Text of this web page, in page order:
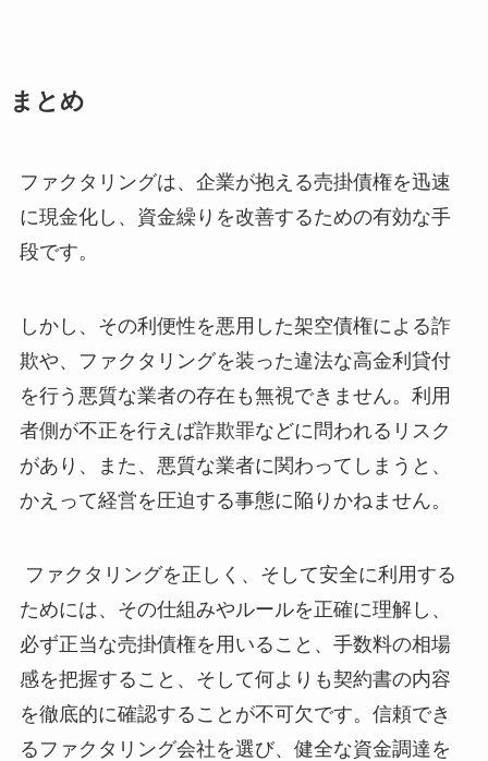
まとめ
ファクタリングは、企業が抱える売掛債権を迅速
に現金化し、資金繰りを改善するための有効な手
段です。
しかし、その利便性を悪用した架空債権による詐
欺や、ファクタリングを装った違法な高金利貸付
を行う悪質な業者の存在も無視できません。利用
者側が不正を行えば詐欺罪などに問われるリスク
があり、また、悪質な業者に関わってしまうと、
かえって経営を圧迫する事態に陥りかねません。
ファクタリングを正しく、そして安全に利用する
ためには、その仕組みやルールを正確に理解し、
必ず正当な売掛債権を用いること、手数料の相場
感を把握すること、そして何よりも契約書の内容
を徹底的に確認することが不可欠です。信頼でき
るファクタリング会社を選び、健全な資金調達を